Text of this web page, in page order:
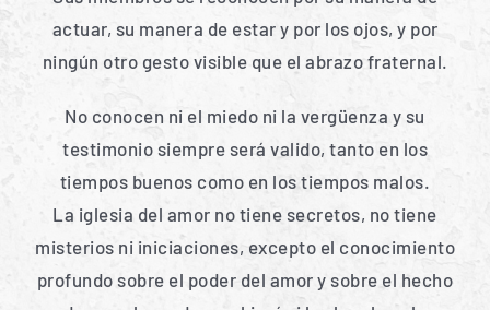
actuar, su manera de estar y por los ojos, y por
ningún otro gesto visible que el abrazo fraternal.
No conocen ni el miedo ni la vergüenza y su
testimonio siempre será valido, tanto en los
tiempos buenos como en los tiempos malos.
La iglesia del amor no tiene secretos, no tiene
misterios ni iniciaciones, excepto el conocimiento
profundo sobre el poder del amor y sobre el hecho